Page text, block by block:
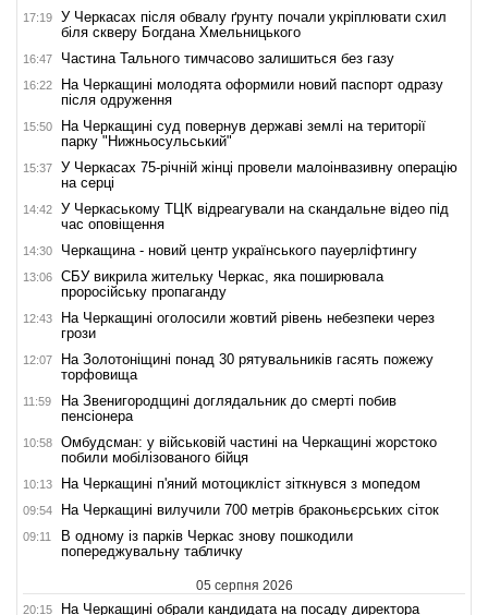
17:19
У Черкасах після обвалу ґрунту почали укріплювати схил
біля скверу Богдана Хмельницького
16:47 Частина Тального тимчасово залишиться без газу
16:22
На Черкащині молодята оформили новий паспорт одразу
після одруження
15:50
На Черкащині суд повернув державі землі на території
парку "Нижньосульський"
15:37
У Черкасах 75-річній жінці провели малоінвазивну операцію
на серці
14:42
У Черкаському ТЦК відреагували на скандальне відео під
час оповіщення
14:30 Черкащина - новий центр українського пауерліфтингу
13:06
СБУ викрила жительку Черкас, яка поширювала
проросійську пропаганду
12:43
На Черкащині оголосили жовтий рівень небезпеки через
грози
12:07
На Золотоніщині понад 30 рятувальників гасять пожежу
торфовища
11:59
На Звенигородщині доглядальник до смерті побив
пенсіонера
10:58
Омбудсман: у військовій частині на Черкащині жорстоко
побили мобілізованого бійця
10:13 На Черкащині п'яний мотоцикліст зіткнувся з мопедом
09:54 На Черкащині вилучили 700 метрів браконьєрських сіток
09:11
В одному із парків Черкас знову пошкодили
попереджувальну табличку
05 серпня 2026
20:15 На Черкащині обрали кандидата на посаду директора